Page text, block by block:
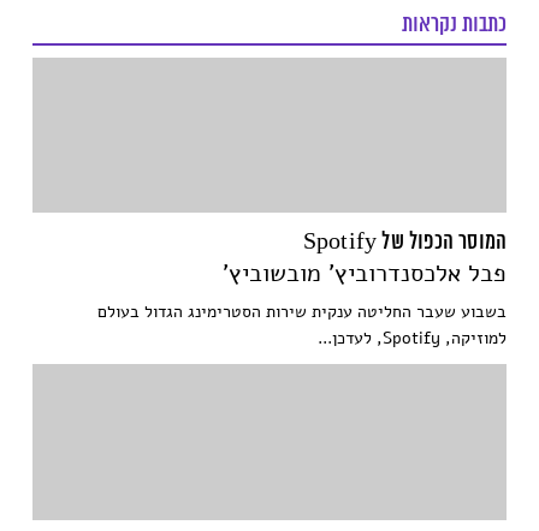
כתבות נקראות
המוסר הכפול של Spotify
פבל אלכסנדרוביץ' מובשוביץ'
בשבוע שעבר החליטה ענקית שירות הסטרימינג הגדול בעולם
למוזיקה, Spotify, לעדכן...